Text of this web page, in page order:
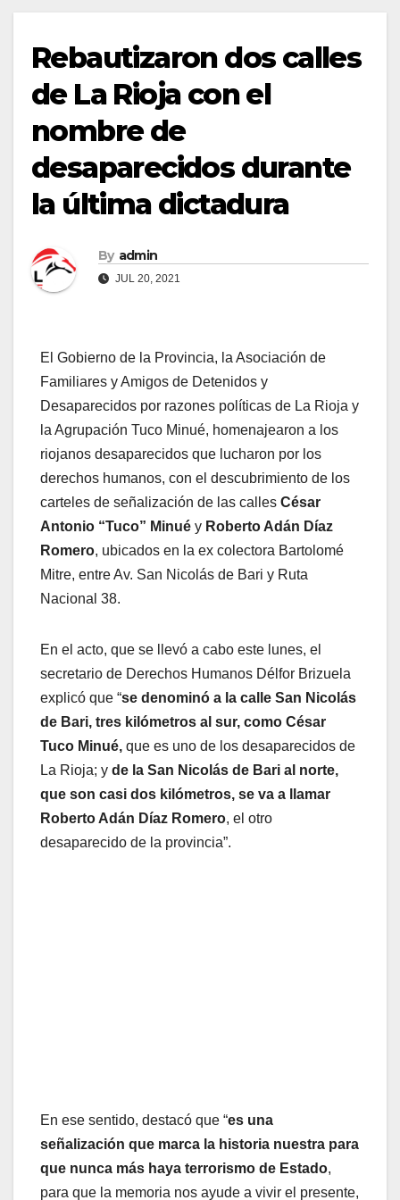
Rebautizaron dos calles
de La Rioja con el
nombre de
desaparecidos durante
la última dictadura
By admin
JUL 20, 2021
El Gobierno de la Provincia, la Asociación de
Familiares y Amigos de Detenidos y
Desaparecidos por razones políticas de La Rioja y
la Agrupación Tuco Minué, homenajearon a los
riojanos desaparecidos que lucharon por los
derechos humanos, con el descubrimiento de los
carteles de señalización de las calles César
Antonio “Tuco” Minué y Roberto Adán Díaz
Romero, ubicados en la ex colectora Bartolomé
Mitre, entre Av. San Nicolás de Bari y Ruta
Nacional 38.
En el acto, que se llevó a cabo este lunes, el
secretario de Derechos Humanos Délfor Brizuela
explicó que “se denominó a la calle San Nicolás
de Bari, tres kilómetros al sur, como César
Tuco Minué, que es uno de los desaparecidos de
La Rioja; y de la San Nicolás de Bari al norte,
que son casi dos kilómetros, se va a llamar
Roberto Adán Díaz Romero, el otro
desaparecido de la provincia”.
En ese sentido, destacó que “es una
señalización que marca la historia nuestra para
que nunca más haya terrorismo de Estado,
para que la memoria nos ayude a vivir el presente,